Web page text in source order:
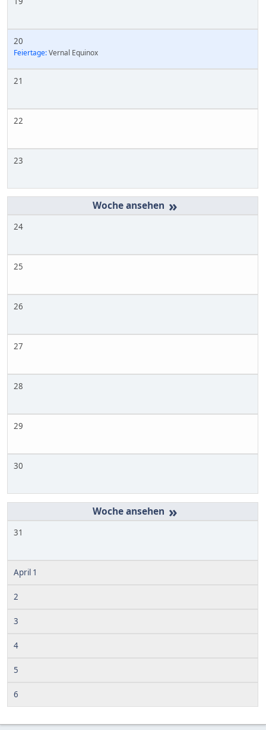
20
Feiertage:Vernal Equinox
21
22
23
»
24
25
26
27
28
29
30
»
31
April 1
2
3
4
5
6